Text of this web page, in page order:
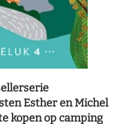
Esther en Michel
kopen op camping